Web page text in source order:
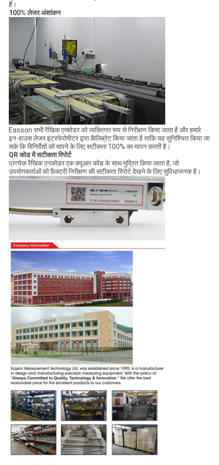
है।
100% लेजर अंशांकन
Easson सभी रैखिक एन्कोडर को व्यक्तिगत रूप से निरीक्षण किया जाता है और हमारे
इन-हाउस लेजर इंटरफेरोमीटर द्वारा कैलिब्रेट किया जाता है ताकि यह सुनिश्चित किया जा
सके कि विनिर्देशों को मापने के लिए सटीकता 100% का मापन करती है।
QR कोड में सटीकता रिपोर्ट
प्रत्येक रैखिक एनकोडर एक क्यूआर कोड के साथ मुद्रित किया जाता है, जो
उपयोगकर्ताओं को फ़ैक्टरी निरीक्षण की सटीकता रिपोर्ट देखने के लिए सुविधाजनक है।